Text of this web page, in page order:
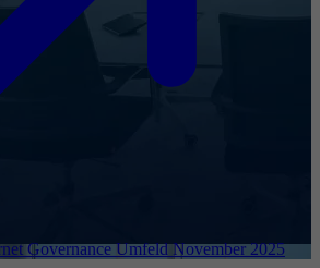
Governance Umfeld November 2025